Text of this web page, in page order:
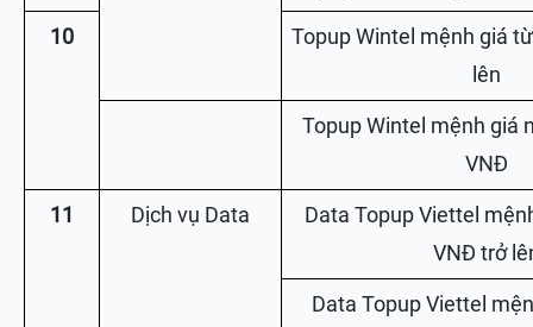
10
Topup Wintel mệnh giá
lên
Topup Wintel mệnh giá
VNĐ
11 Dịch vụ Data
Data Topup Viettel
VNĐ trở
Data Topup Viettel